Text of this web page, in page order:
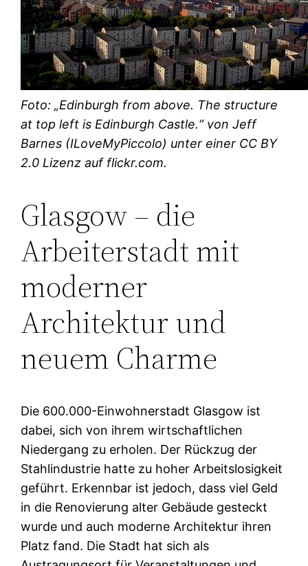
Foto: „Edinburgh from above. The structure
at top left is Edinburgh Castle.“ von Jeff
Barnes (ILoveMyPiccolo) unter einer CC BY
2.0 Lizenz auf flickr.com.
Glasgow – die
Arbeiterstadt mit
moderner
Architektur und
neuem Charme
Die 600.000-Einwohnerstadt Glasgow ist
dabei, sich von ihrem wirtschaftlichen
Niedergang zu erholen. Der Rückzug der
Stahlindustrie hatte zu hoher Arbeitslosigkeit
geführt. Erkennbar ist jedoch, dass viel Geld
in die Renovierung alter Gebäude gesteckt
wurde und auch moderne Architektur ihren
Platz fand. Die Stadt hat sich als